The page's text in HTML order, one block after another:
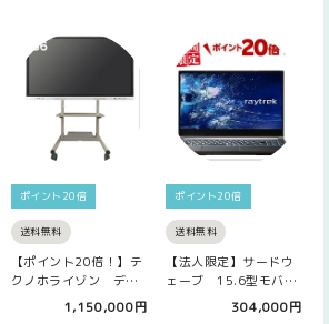
ポイント20倍
送料無料
【ポイント20倍！】テ
クノホライゾン デジ
タルホワイトボード
型 ELB-E…
1,150,000円
ポイント20倍
送料無料
【法人限定】サードウ
ェーブ 15.6型モバイ
ルワークステーション
304,000円